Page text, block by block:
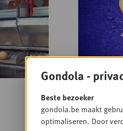
+ PLUS
zuur is
voor
26 FEBRUARI
Gondola -
Beste bezoeker
gondola.be maakt
optimaliseren. Door